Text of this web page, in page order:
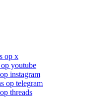
op x
youtube
instagram
op telegram
threads